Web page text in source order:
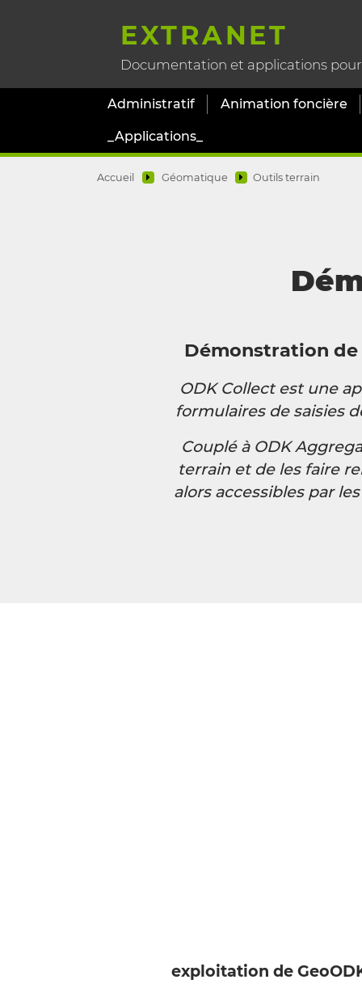
EXTRANET
Documentation et applications pour
Administratif Animation foncière
_Applications_
Accueil Géomatique Outils terrain
Démonstration de
ODK Collect est une
formulaires de saisies
Couplé à ODK
terrain et de les faire
alors accessibles par
exploitation de